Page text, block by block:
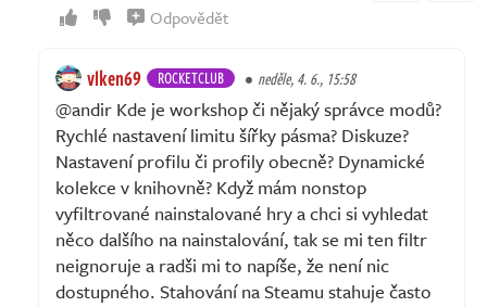
Odpovědět
vlken69 ROCKETCLUB neděle, 4. 6., 15:58
@andir Kde je workshop či nějaký správce modů?
Rychlé nastavení limitu šířky pásma? Diskuze?
Nastavení profilu či profily obecně? Dynamické
kolekce v knihovně? Když mám nonstop
vyfiltrované nainstalované hry a chci si vyhledat
něco dalšího na nainstalování, tak se mi ten filtr
neignoruje a radši mi to napíše, že není nic
dostupného. Stahování na Steamu stahuje často